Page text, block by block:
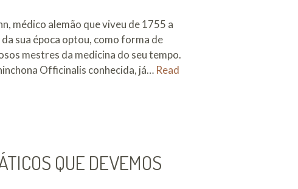
e
Alopatia:
A
diferença
e
médico alemão que viveu de 1755 a
sua época optou, como forma de
mestres da medicina do seu tempo.
Officinalis conhecida, já… Read
QUE DEVEMOS